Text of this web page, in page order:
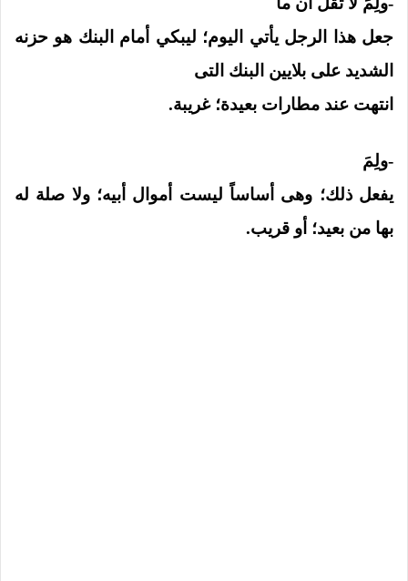
جعل هذا الرجل يأتي اليوم؛ ليبكي أمام البنك هو حزنه
الشديد على بلايين البنك التى
انتهت عند مطارات بعيدة؛ غريبة.
-ولِمَ
يفعل ذلك؛ وهى أساساً ليست أموال أبيه؛ ولا صلة له
بها من بعيد؛ أو قريب.